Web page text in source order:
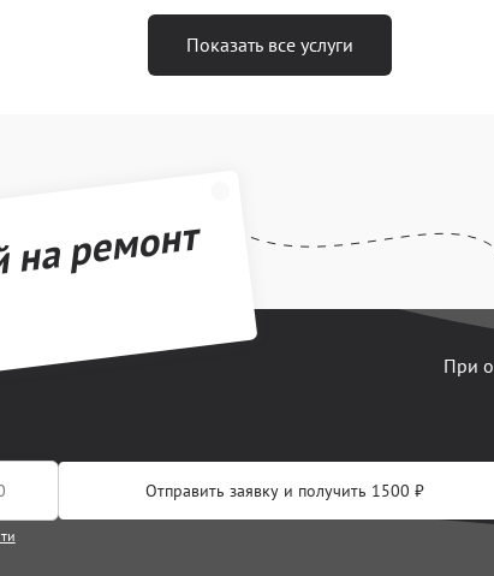
Показать все услуги
ремонт
При
Отправить заявку и получить 1500 ₽